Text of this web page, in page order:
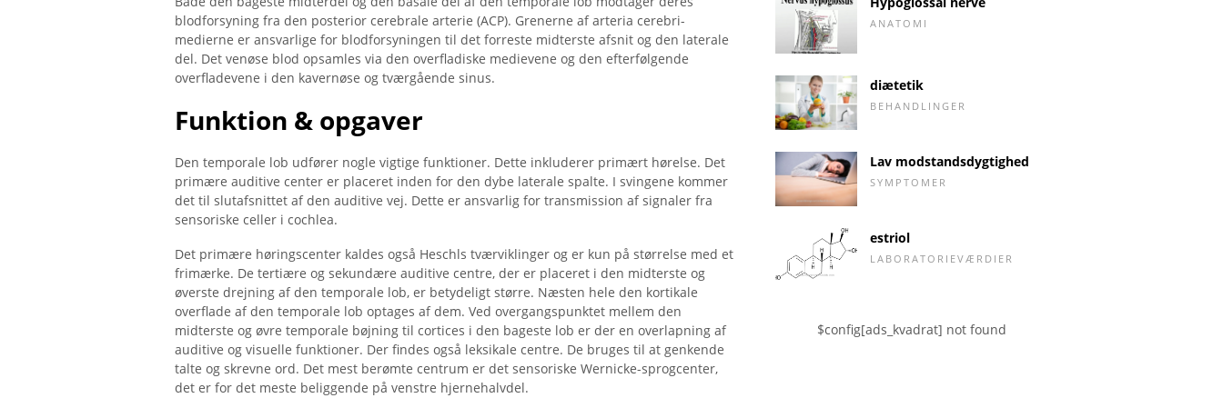
blodforsyning fra den posterior cerebrale arterie (ACP). Grenerne af arteria cerebri-
medierne er ansvarlige for blodforsyningen til det forreste midterste afsnit og den laterale
del. Det venøse blod opsamles via den overfladiske medievene og den efterfølgende
overfladevene i den kavernøse og tværgående sinus.
Funktion & opgaver
Den temporale lob udfører nogle vigtige funktioner. Dette inkluderer primært hørelse. Det
primære auditive center er placeret inden for den dybe laterale spalte. I svingene kommer
det til slutafsnittet af den auditive vej. Dette er ansvarlig for transmission af signaler fra
sensoriske celler i cochlea.
Det primære høringscenter kaldes også Heschls tværviklinger og er kun på størrelse med et
frimærke. De tertiære og sekundære auditive centre, der er placeret i den midterste og
øverste drejning af den temporale lob, er betydeligt større. Næsten hele den kortikale
overflade af den temporale lob optages af dem. Ved overgangspunktet mellem den
midterste og øvre temporale bøjning til cortices i den bageste lob er der en overlapning af
auditive og visuelle funktioner. Der findes også leksikale centre. De bruges til at genkende
talte og skrevne ord. Det mest berømte centrum er det sensoriske Wernicke-sprogcenter,
det er for det meste beliggende på venstre hjernehalvdel.
ANATOMI
diætetik
BEHANDLINGER
Lav modstandsdygtighed
SYMPTOMER
estriol
LABORATORIEVÆRDIER
$config[ads_kvadrat] not found